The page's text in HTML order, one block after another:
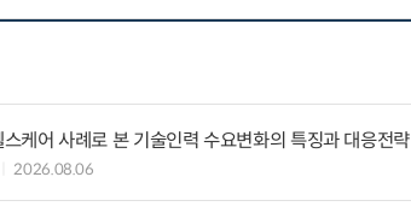
케어 사례로 본 기술인력 수요변화의 특징과 대응전략
2026.08.06